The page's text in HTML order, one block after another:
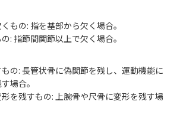
もの: 指を基部から欠く場合。
: 指節間関節以上で欠く場合。
もの: 長管状骨に偽関節を残し、運動機能に
場合。
形を残すもの: 上腕骨や尺骨に変形を残す場